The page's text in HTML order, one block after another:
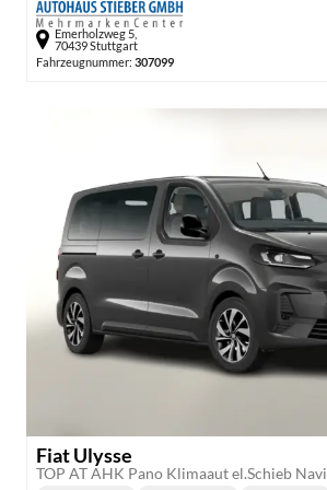
Emerholzweg 5,
70439 Stuttgart
Fahrzeugnummer: 307099
Fiat Ulysse
TOP AT AHK Pano Klimaaut el.Schieb Navi